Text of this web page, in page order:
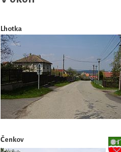
Lhotka
Čenkov